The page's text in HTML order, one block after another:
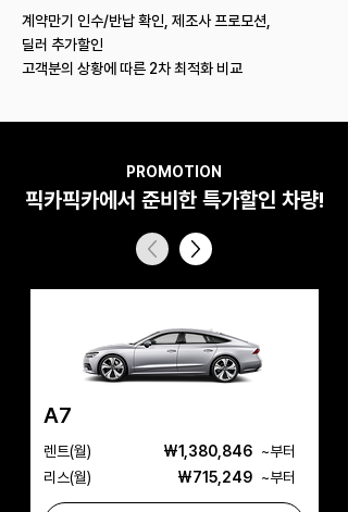
계약만기 인수/반납 확인, 제조사 프로모션,
딜러 추가할인
고객분의 상황에 따른 2차 최적화 비교
PROMOTION
픽카픽카에서 준비한 특가할인 차량!
A7
​렌트(월)
₩1,380,846
리스(월)
₩715,249
​~부터
​~부터